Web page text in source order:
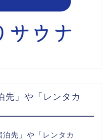
先」や「レンタカ
先」や「レンタカ